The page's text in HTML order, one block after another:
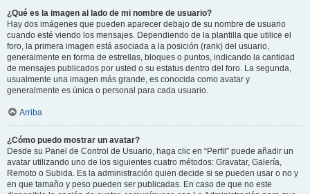
¿Qué es la imagen al lado de mi nombre de usuario?
Hay dos imágenes que pueden aparecer debajo de su nombre de usuario
cuando esté viendo los mensajes. Dependiendo de la plantilla que utilice el
foro, la primera imagen está asociada a la posición (rank) del usuario,
generalmente en forma de estrellas, bloques o puntos, indicando la cantidad
de mensajes publicados por usted o su estatus dentro del foro. La segunda,
usualmente una imagen más grande, es conocida como avatar y
generalmente es única o personal para cada usuario.
Arriba
¿Cómo puedo mostrar un avatar?
Desde su Panel de Control de Usuario, haga clic en “Perfil” puede añadir un
avatar utilizando uno de los siguientes cuatro métodos: Gravatar, Galería,
Remoto o Subida. Es la administración quien decide si se pueden usar o no y
en que tamaño y peso pueden ser publicadas. En caso de que no este